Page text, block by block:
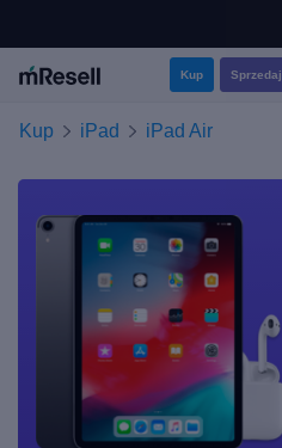
Kup Sprzedaj
Kup iPad iPad Air